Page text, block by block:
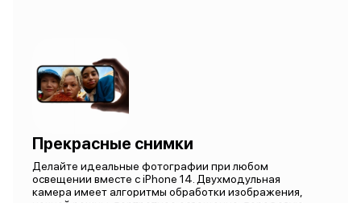
Прекрасные снимки
Делайте идеальные фотографии при любом
освещении вместе с iPhone 14. Двухмодульная
камера имеет алгоритмы обработки изображения,